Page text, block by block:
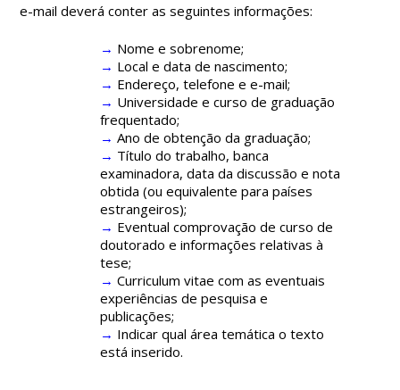
e-mail deverá conter as seguintes informações:
→ Nome e sobrenome;
→ Local e data de nascimento;
→ Endereço, telefone e e-mail;
→ Universidade e curso de graduação
frequentado;
→ Ano de obtenção da graduação;
→ Título do trabalho, banca
examinadora, data da discussão e nota
obtida (ou equivalente para países
estrangeiros);
→ Eventual comprovação de curso de
doutorado e informações relativas à
tese;
→ Curriculum vitae com as eventuais
experiências de pesquisa e
publicações;
→ Indicar qual área temática o texto
está inserido.